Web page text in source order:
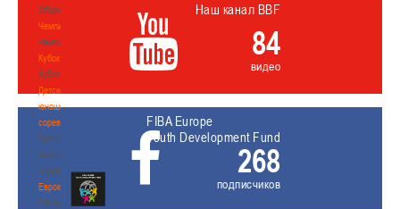
Сборные
Чемпионат
Чемпионат
Кубок
Кубок
Детско-
юношеские
соревнования
Детско-
юношеские
соревнования
Еврокубки
Еврокубки
Наш канал BBF
84
видео
FIBA Europe
Youth Development Fund
268
подписчиков